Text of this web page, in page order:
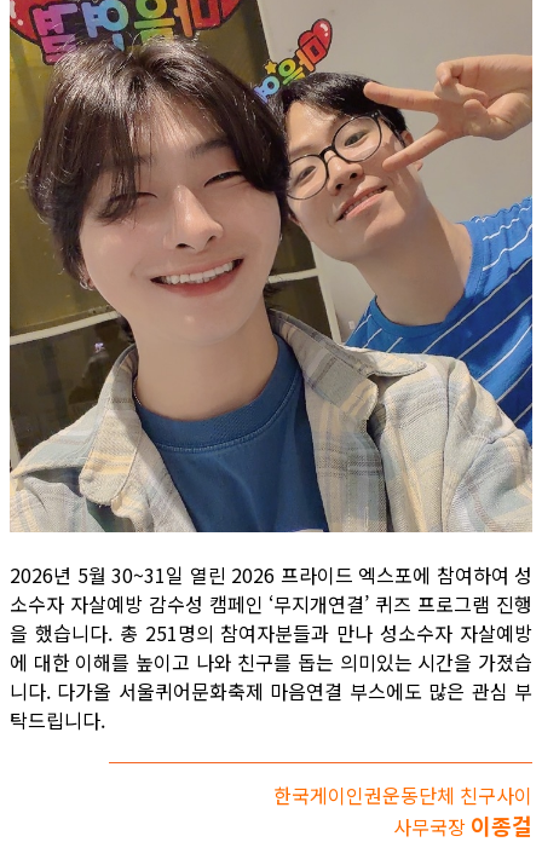
2026년 5월 30~31일 열린 2026 프라이드 엑스포에 참여하여 성
소수자 자살예방 감수성 캠페인 ‘무지개연결’ 퀴즈 프로그램 진행
을 했습니다. 총 251명의 참여자분들과 만나 성소수자 자살예방
에 대한 이해를 높이고 나와 친구를 돕는 의미있는 시간을 가졌습
니다. 다가올 서울퀴어문화축제 마음연결 부스에도 많은 관심 부
탁드립니다.
한국게이인권운동단체 친구사이
사무국장 이종걸